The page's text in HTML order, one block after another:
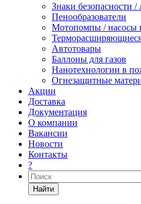
Знаки безопасности /
Пенообразователи
Мотопомпы / насосы
Автотовары
Баллоны для газов
Нанотехнологии в
Огнезащитные
Акции
Доставка
Документация
О компании
Вакансии
Новости
Контакты
?
Найти